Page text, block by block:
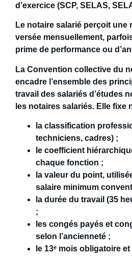
d’exercice (SCP, SELAS,
Le notaire salarié perçoit une
versée mensuellement,
prime de performance ou
La Convention collective du
encadre l’ensemble des
travail des salariés d’études
les notaires salariés. Elle fixe
la classification
techniciens, cadres) ;
le coefficient
chaque fonction ;
la valeur du point,
salaire minimum
la durée du travail (35
;
les congés payés et
selon l’ancienneté ;
le 13ᵉ mois obligatoire et